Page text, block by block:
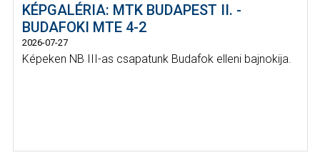
KÉPGALÉRIA: MTK BUDAPEST II. -
BUDAFOKI MTE 4-2
2026-07-27
Képeken NB III-as csapatunk Budafok elleni bajnokija.